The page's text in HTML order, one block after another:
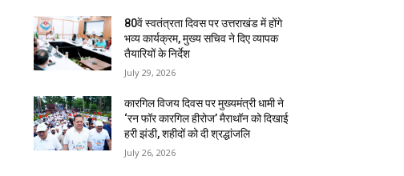
80वें स्वतंत्रता दिवस पर उत्तराखंड में होंगे
भव्य कार्यक्रम, मुख्य सचिव ने दिए व्यापक
तैयारियों के निर्देश
July 29, 2026
कारगिल विजय दिवस पर मुख्यमंत्री धामी ने
‘रन फॉर कारगिल हीरोज’ मैराथॉन को दिखाई
हरी झंडी, शहीदों को दी श्रद्धांजलि
July 26, 2026